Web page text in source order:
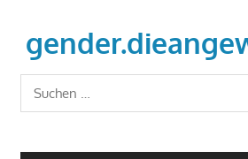
springen
Just
another